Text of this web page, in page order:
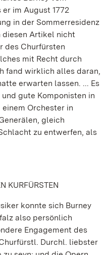
im August 1772
in der Sommerresidenz
diesen Artikel nicht
des Churfürsten
mit Recht durch
fand wirklich alles daran,
erwarten lassen. ... Es
gute Komponisten in
Orchester in
gleich
zu entwerfen, als
KURFÜRSTEN
konnte sich Burney
also persönlich
Engagement des
Durchl. liebster